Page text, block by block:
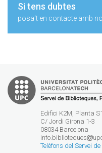
Si tens dubtes
posa't en contacte amb
Edifici K2M, Planta
C/ Jordi Girona 1-3
08034 Barcelona
info.biblioteques
Telèfons del Servei